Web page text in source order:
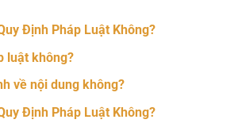
Định Pháp Luật Không?
luật không?
về nội dung không?
Định Pháp Luật Không?